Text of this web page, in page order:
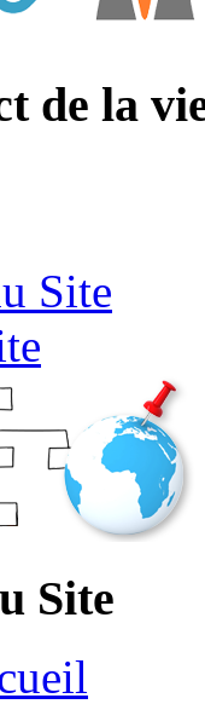
de la
Site
Site